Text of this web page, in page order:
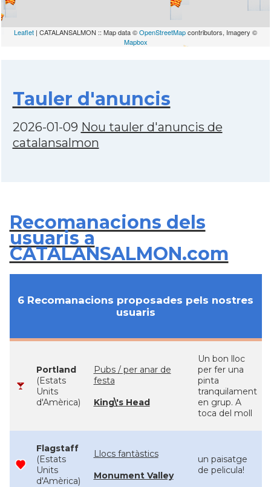
Leaflet | CATALANSALMON :: Map data ©OpenStreetMapcontributors, Imagery ©
Mapbox
Tauler d'anuncis
2026-01-09 Nou tauler d'anuncis de
catalansalmon
Recomanacions dels
usuaris a
CATALANSALMON.com
6 Recomanacions proposades pels nostres
usuaris
Portland
(Estats
Units
d'Amèrica)
Pubs / per anar de
festa
King\'s Head
Un bon lloc
per fer una
pinta
tranquilament
en grup. A
toca del moll
Flagstaff
(Estats
Units
d'Amèrica)
Llocs fantàstics
Monument Valley
un paisatge
de pelicula!